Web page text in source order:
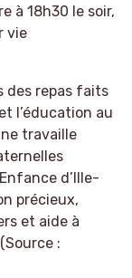
à 18h30 le soir,
vie
des repas faits
l’éducation au
travaille
d’Ille-
précieux,
et aide à
: